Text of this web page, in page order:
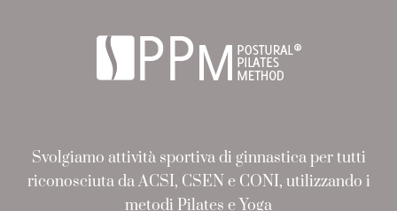
Svolgiamo attività sportiva di ginnastica per tutti
riconosciuta da ACSI, CSEN e CONI, utilizzando i
metodi Pilates e Yoga